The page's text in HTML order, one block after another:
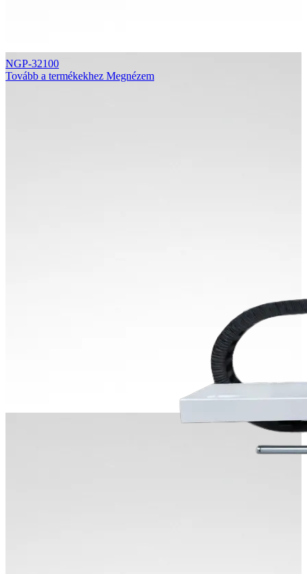
NGP-32100
Tovább a termékekhez Megnézem